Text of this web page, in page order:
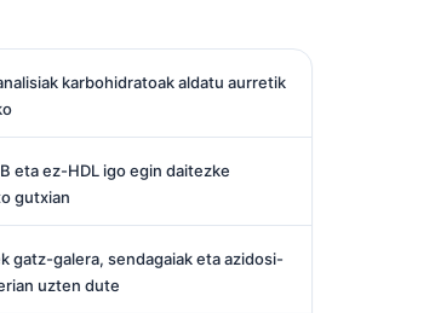
karbohidratoak aldatu aurretik
eta ez-HDL igo egin daitezke
gutxian
gatz-galera, sendagaiak eta azidosi-
uzten dute